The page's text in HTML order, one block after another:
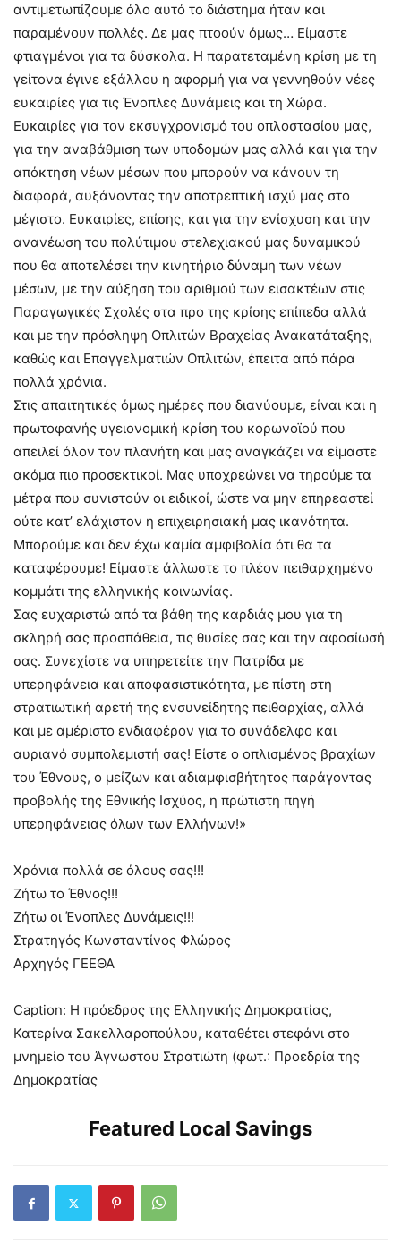
αντιμετωπίζουμε όλο αυτό το διάστημα ήταν και
παραμένουν πολλές. Δε μας πτοούν όμως… Είμαστε
φτιαγμένοι για τα δύσκολα. Η παρατεταμένη κρίση με τη
γείτονα έγινε εξάλλου η αφορμή για να γεννηθούν νέες
ευκαιρίες για τις Ένοπλες Δυνάμεις και τη Χώρα.
Ευκαιρίες για τον εκσυγχρονισμό του οπλοστασίου μας,
για την αναβάθμιση των υποδομών μας αλλά και για την
απόκτηση νέων μέσων που μπορούν να κάνουν τη
διαφορά, αυξάνοντας την αποτρεπτική ισχύ μας στο
μέγιστο. Ευκαιρίες, επίσης, και για την ενίσχυση και την
ανανέωση του πολύτιμου στελεχιακού μας δυναμικού
που θα αποτελέσει την κινητήριο δύναμη των νέων
μέσων, με την αύξηση του αριθμού των εισακτέων στις
Παραγωγικές Σχολές στα προ της κρίσης επίπεδα αλλά
και με την πρόσληψη Οπλιτών Βραχείας Ανακατάταξης,
καθώς και Επαγγελματιών Οπλιτών, έπειτα από πάρα
πολλά χρόνια.
Στις απαιτητικές όμως ημέρες που διανύουμε, είναι και η
πρωτοφανής υγειονομική κρίση του κορωνοϊού που
απειλεί όλον τον πλανήτη και μας αναγκάζει να είμαστε
ακόμα πιο προσεκτικοί. Μας υποχρεώνει να τηρούμε τα
μέτρα που συνιστούν οι ειδικοί, ώστε να μην επηρεαστεί
ούτε κατ’ ελάχιστον η επιχειρησιακή μας ικανότητα.
Μπορούμε και δεν έχω καμία αμφιβολία ότι θα τα
καταφέρουμε! Είμαστε άλλωστε το πλέον πειθαρχημένο
κομμάτι της ελληνικής κοινωνίας.
Σας ευχαριστώ από τα βάθη της καρδιάς μου για τη
σκληρή σας προσπάθεια, τις θυσίες σας και την αφοσίωσή
σας. Συνεχίστε να υπηρετείτε την Πατρίδα με
υπερηφάνεια και αποφασιστικότητα, με πίστη στη
στρατιωτική αρετή της ενσυνείδητης πειθαρχίας, αλλά
και με αμέριστο ενδιαφέρον για το συνάδελφο και
αυριανό συμπολεμιστή σας! Είστε ο οπλισμένος βραχίων
του Έθνους, ο μείζων και αδιαμφισβήτητος παράγοντας
προβολής της Εθνικής Ισχύος, η πρώτιστη πηγή
υπερηφάνειας όλων των Ελλήνων!»
Χρόνια πολλά σε όλους σας!!!
Ζήτω το Έθνος!!!
Ζήτω οι Ένοπλες Δυνάμεις!!!
Στρατηγός Κωνσταντίνος Φλώρος
Αρχηγός ΓΕΕΘΑ
Caption: Η πρόεδρος της Ελληνικής Δημοκρατίας,
Κατερίνα Σακελλαροπούλου, καταθέτει στεφάνι στο
μνημείο του Άγνωστου Στρατιώτη (φωτ.: Προεδρία της
Δημοκρατίας
Featured Local Savings